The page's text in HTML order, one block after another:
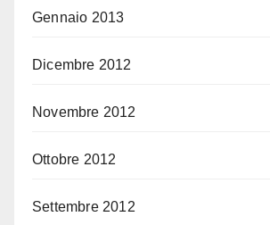
Gennaio 2013
Dicembre 2012
Novembre 2012
Ottobre 2012
Settembre 2012